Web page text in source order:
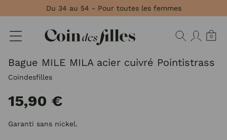
Du 34 au 54 - Pour toutes les femmes
0
Bague MILE MILA acier cuivré Pointistrass
Coindesfilles
15,90 €
Garanti sans nickel.
Panneau de gestion des cookies